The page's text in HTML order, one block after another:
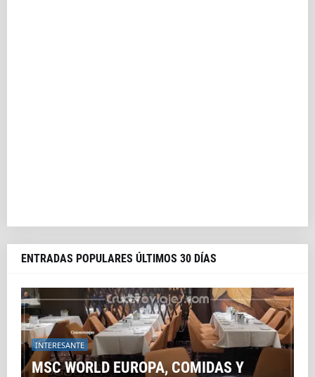
ENTRADAS POPULARES ÚLTIMOS 30 DÍAS
INTERESANTE
MSC WORLD EUROPA, COMIDAS Y